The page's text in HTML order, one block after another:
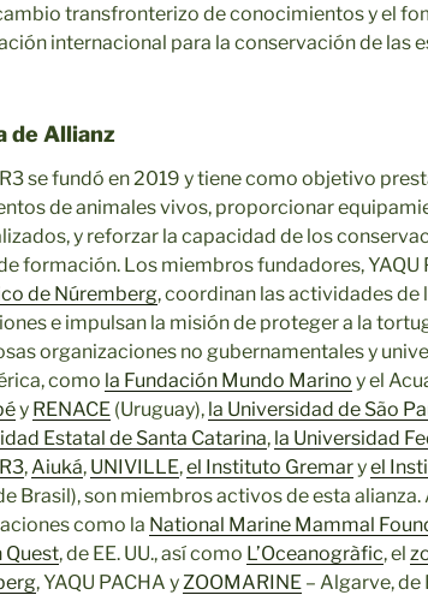
transfronterizo de conocimientos y el
internacional para la conservación de las
de Allianz
se fundó en 2019 y tiene como objetivo
de animales vivos, proporcionar
y reforzar la capacidad de los
formación. Los miembros fundadores, YAQU
de Núremberg, coordinan las actividades de
e impulsan la misión de proteger a la
organizaciones no gubernamentales y
como la Fundación Mundo Marino y el
y RENACE (Uruguay), la Universidad de São
Estatal de Santa Catarina, la Universidad
R3,Aiuká, UNIVILLE,el Instituto Gremaryel
Brasil), son miembros activos de esta alianza.
como la National Marine Mammal
Quest, de EE. UU., así como L’Oceanogràfic, el
, YAQU PACHA yZOOMARINE – Algarve, de